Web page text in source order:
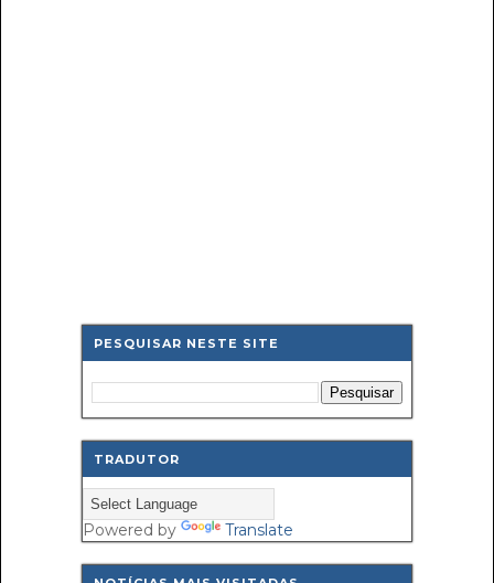
PESQUISAR NESTE SITE
TRADUTOR
Powered by Translate